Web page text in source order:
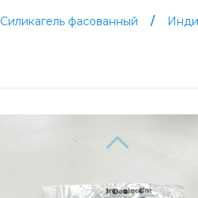
Силикагель фасованный